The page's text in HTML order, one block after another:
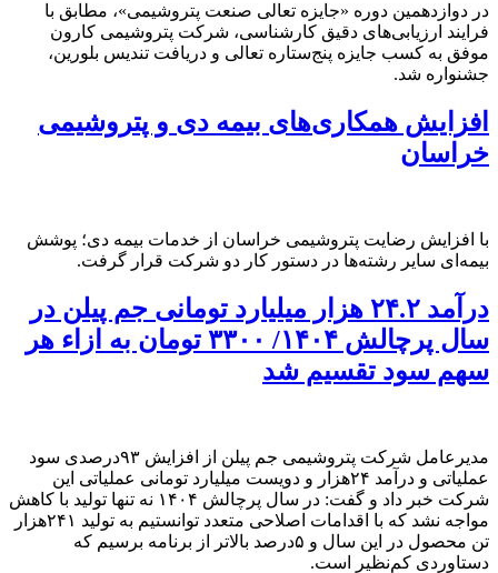
در دوازدهمین دوره «جایزه تعالی صنعت پتروشیمی»، مطابق با
فرایند ارزیابی‌های دقیق کارشناسی، شرکت پتروشیمی کارون
موفق به کسب جایزه پنج‌ستاره تعالی و دریافت تندیس بلورین،
جشنواره شد.
افزایش همکاری‌های بیمه دی و پتروشیمی
خراسان
با افزایش رضایت پتروشیمی خراسان از خدمات بیمه دی؛ پوشش
بیمه‌ای سایر رشته‌ها در دستور کار دو شرکت قرار گرفت.
درآمد ۲۴.۲ هزار میلیارد تومانی جم پیلن در
سال پرچالش ۱۴۰۴/ ۳۳۰۰ تومان به ‌ازاء هر
سهم سود تقسیم شد
مدیرعامل شرکت پتروشیمی جم پیلن از افزایش ۹۳درصدی سود
عملیاتی و درآمد ۲۴هزار و دویست میلیارد تومانی عملیاتی این
شرکت خبر داد و گفت: در سال پرچالش ۱۴۰۴ نه ‌تنها تولید با کاهش
مواجه نشد که با اقدامات اصلاحی متعدد توانستیم به تولید ۲۴۱هزار
تن محصول در این سال و ۵درصد بالاتر از برنامه برسیم که
دستاوردی کم‌نظیر است.